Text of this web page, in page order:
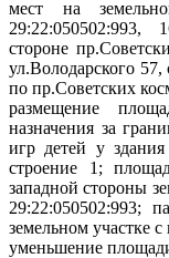
мест на
стороне
ул.Володарского
по пр.Советских
размещение
назначения за
игр детей у
строение 1;
западной стороны
29:22:050502:993;
земельном участке
уменьшение